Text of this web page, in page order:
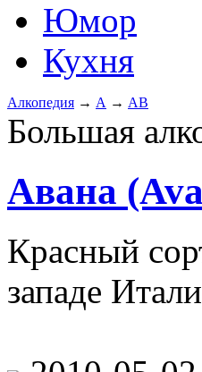
Юмор
Кухня
Алкопедия → А → АВ
Большая
Авана
Красный
западе